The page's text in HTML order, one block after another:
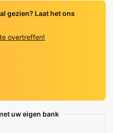
gezien? Laat het ons
overtreffen!
uw eigen bank